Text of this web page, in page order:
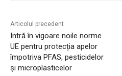
Articolul precedent
Intră în vigoare noile norme
UE pentru protecția apelor
împotriva PFAS, pesticidelor
și microplasticelor